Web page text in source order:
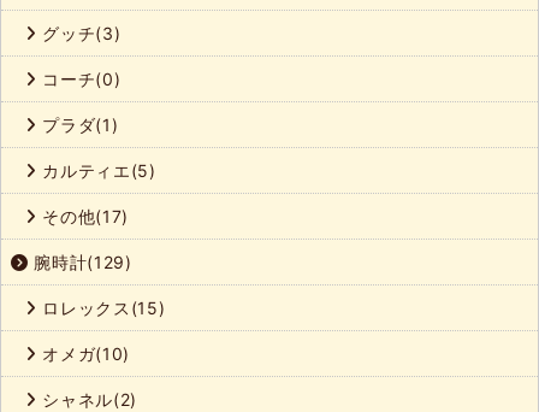
グッチ(3)
コーチ(0)
プラダ(1)
カルティエ(5)
その他(17)
腕時計(129)
ロレックス(15)
オメガ(10)
シャネル(2)